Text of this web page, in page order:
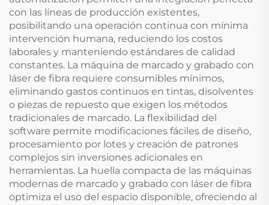
con las líneas de producción existentes,
posibilitando una operación continua con mínima
intervención humana, reduciendo los costos
laborales y manteniendo estándares de calidad
constantes. La máquina de marcado y grabado con
láser de fibra requiere consumibles mínimos,
eliminando gastos continuos en tintas, disolventes
o piezas de repuesto que exigen los métodos
tradicionales de marcado. La flexibilidad del
software permite modificaciones fáciles de diseño,
procesamiento por lotes y creación de patrones
complejos sin inversiones adicionales en
herramientas. La huella compacta de las máquinas
modernas de marcado y grabado con láser de fibra
optimiza el uso del espacio disponible, ofreciendo al